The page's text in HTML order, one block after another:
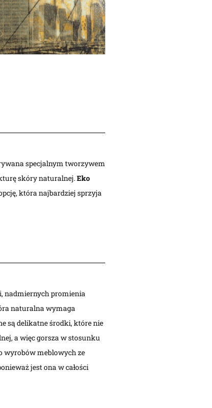
specjalnym tworzywem
skóry naturalnej.Eko
która najbardziej sprzyja
nadmiernych promienia
naturalna wymaga
są delikatne środki, które nie
a więc gorsza w stosunku
wyrobów meblowych ze
jest ona w całości